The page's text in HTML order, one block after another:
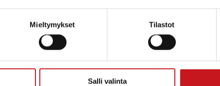
Mieltymykset Tilastot
Salli valinta